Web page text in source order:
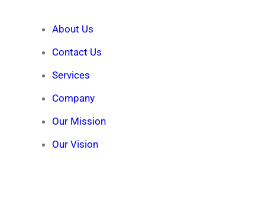
About Us
Contact Us
Services
Company
Our Mission
Our Vision